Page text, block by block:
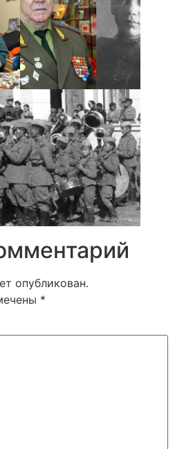
опубликован.
*